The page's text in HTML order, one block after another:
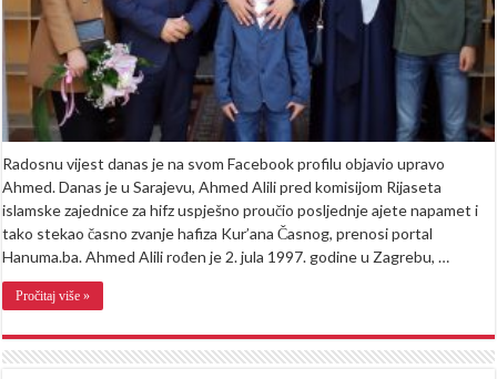
Kur’ana
Časnog
(VIDEO)
Radosnu vijest danas je na svom Facebook profilu objavio upravo
Ahmed. Danas je u Sarajevu, Ahmed Alili pred komisijom Rijaseta
islamske zajednice za hifz uspješno proučio posljednje ajete napamet i
tako stekao časno zvanje hafiza Kur’ana Časnog, prenosi portal
Hanuma.ba. Ahmed Alili rođen je 2. jula 1997. godine u Zagrebu, …
Pročitaj više »